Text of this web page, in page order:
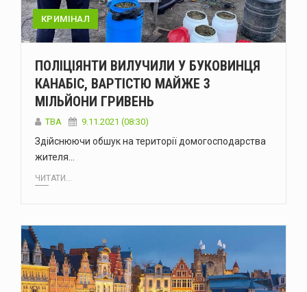
КРИМІНАЛ
ПОЛІЦІЯНТИ ВИЛУЧИЛИ У БУКОВИНЦЯ
КАНАБІС, ВАРТІСТЮ МАЙЖЕ 3
МІЛЬЙОНИ ГРИВЕНЬ
ТВА 9.11.2021 (08:30)
Здійснюючи обшук на території домогосподарства
жителя…
ЧИТАТИ...